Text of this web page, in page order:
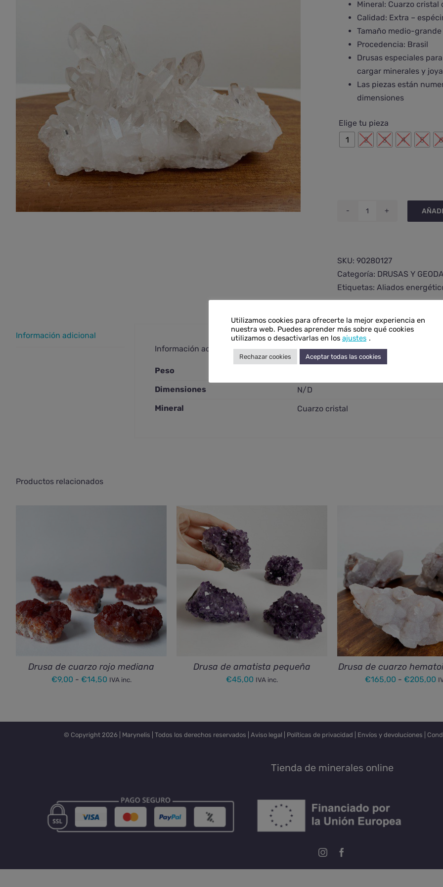
€143,00
hasta
€224,00
Mineral: Cuarzo cristal
Calidad: Extra –
Tamaño medio-
Procedencia: Brasil
Drusas especiales
cargar minerales y
Las piezas están
dimensiones
Elige tu pieza
1 2 3 4 5 6
cristal
extra
mediana
SKU: 90280127
Categoría: DRUSAS Y
Etiquetas: Aliados
Información adicional
Información adicional
Peso
Dimensiones
N/D
Mineral
Cuarzo cristal
Productos relacionados
Drusa de cuarzo rojo mediana
€9,00 - €14,50Rango
€9,00
IVA inc.
Drusa de amatista pequeña
€45,00 IVA inc.
Drusa de cuarzo
€165,00 - €205,00
© Copyright 2026 | Marynelis | Todos los derechos reservados | Aviso legal Políticas de privacidad Envíos y devoluciones
Tienda de minerales online
Instagram
Utilizamos cookies para ofrecerte la mejor experiencia en
nuestra web. Puedes aprender más sobre qué cookies
utilizamos o desactivarlas en los ajustes .
Rechazar cookies Aceptar todas las cookies